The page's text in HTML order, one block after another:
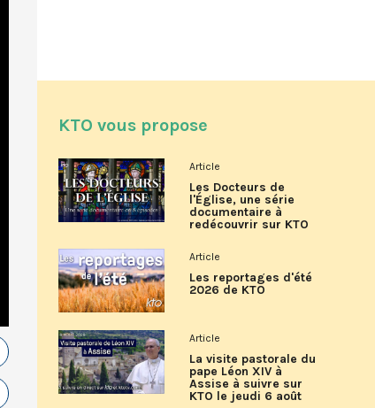
KTO vous propose
Article
Les Docteurs de
l'Église, une série
documentaire à
redécouvrir sur KTO
Article
Les reportages d'été
2026 de KTO
Article
La visite pastorale du
pape Léon XIV à
Assise à suivre sur
KTO le jeudi 6 août